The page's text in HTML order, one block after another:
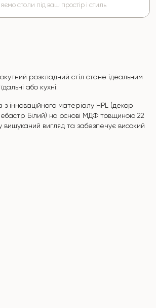
столи під ваш простір і стиль
розкладний стіл стане ідеальним
або кухні.
з інноваційного матеріалу HPL (декор
Білий) на основі МДФ товщиною 22
вигляд та забезпечує високий